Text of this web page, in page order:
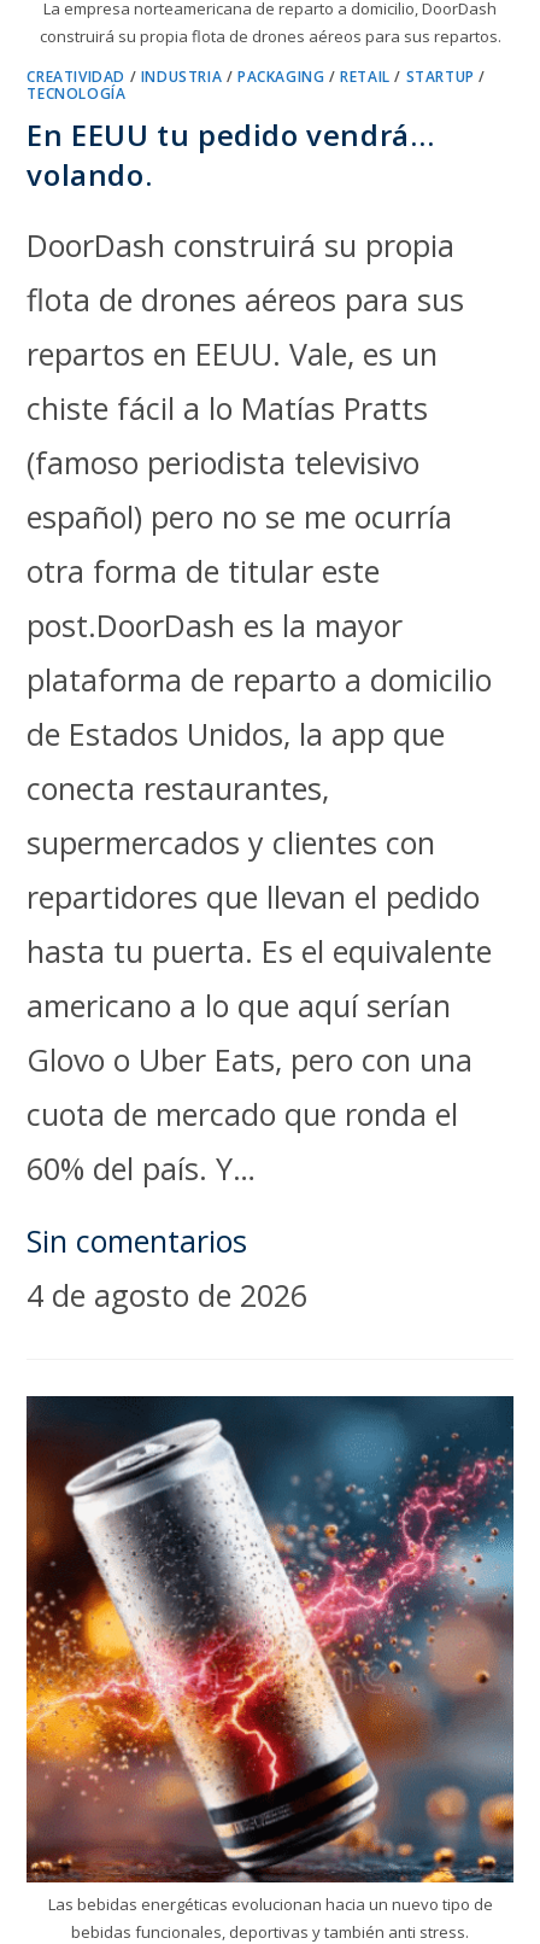
La empresa norteamericana de reparto a domicilio, DoorDash
construirá su propia flota de drones aéreos para sus repartos.
CREATIVIDAD / INDUSTRIA /PACKAGING /RETAIL / STARTUP /
TECNOLOGÍA
En EEUU tu pedido vendrá…
volando.
DoorDash construirá su propia
flota de drones aéreos para sus
repartos en EEUU. Vale, es un
chiste fácil a lo Matías Pratts
(famoso periodista televisivo
español) pero no se me ocurría
otra forma de titular este
post.DoorDash es la mayor
plataforma de reparto a domicilio
de Estados Unidos, la app que
conecta restaurantes,
supermercados y clientes con
repartidores que llevan el pedido
hasta tu puerta. Es el equivalente
americano a lo que aquí serían
Glovo o Uber Eats, pero con una
cuota de mercado que ronda el
60% del país. Y…
Sin comentarios
4 de agosto de 2026
Las bebidas energéticas evolucionan hacia un nuevo tipo de
bebidas funcionales, deportivas y también anti stress.